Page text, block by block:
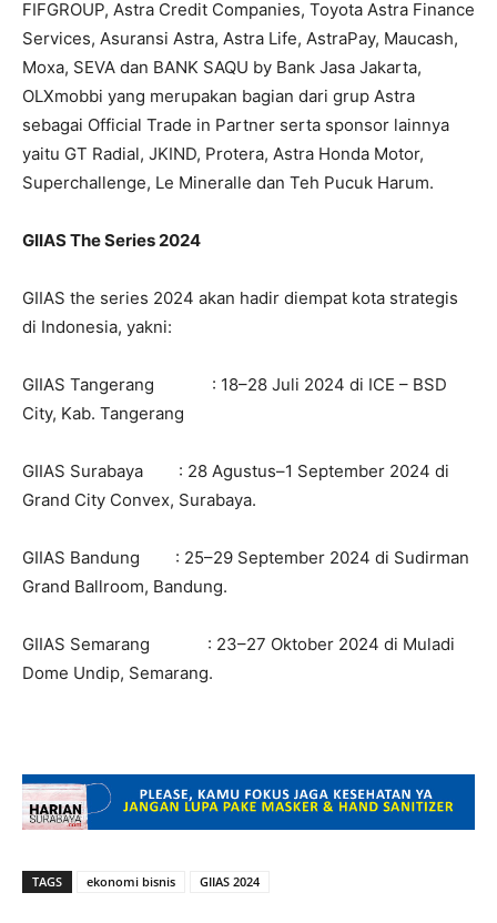
FIFGROUP, Astra Credit Companies, Toyota Astra Finance
Services, Asuransi Astra, Astra Life, AstraPay, Maucash,
Moxa, SEVA dan BANK SAQU by Bank Jasa Jakarta,
OLXmobbi yang merupakan bagian dari grup Astra
sebagai Official Trade in Partner serta sponsor lainnya
yaitu GT Radial, JKIND, Protera, Astra Honda Motor,
Superchallenge, Le Mineralle dan Teh Pucuk Harum.
GIIAS The Series 2024
GIIAS the series 2024 akan hadir diempat kota strategis
di Indonesia, yakni:
GIIAS Tangerang : 18–28 Juli 2024 di ICE – BSD
City, Kab. Tangerang
GIIAS Surabaya : 28 Agustus–1 September 2024 di
Grand City Convex, Surabaya.
GIIAS Bandung : 25–29 September 2024 di Sudirman
Grand Ballroom, Bandung.
GIIAS Semarang : 23–27 Oktober 2024 di Muladi
Dome Undip, Semarang.
TAGS ekonomi bisnis GIIAS 2024